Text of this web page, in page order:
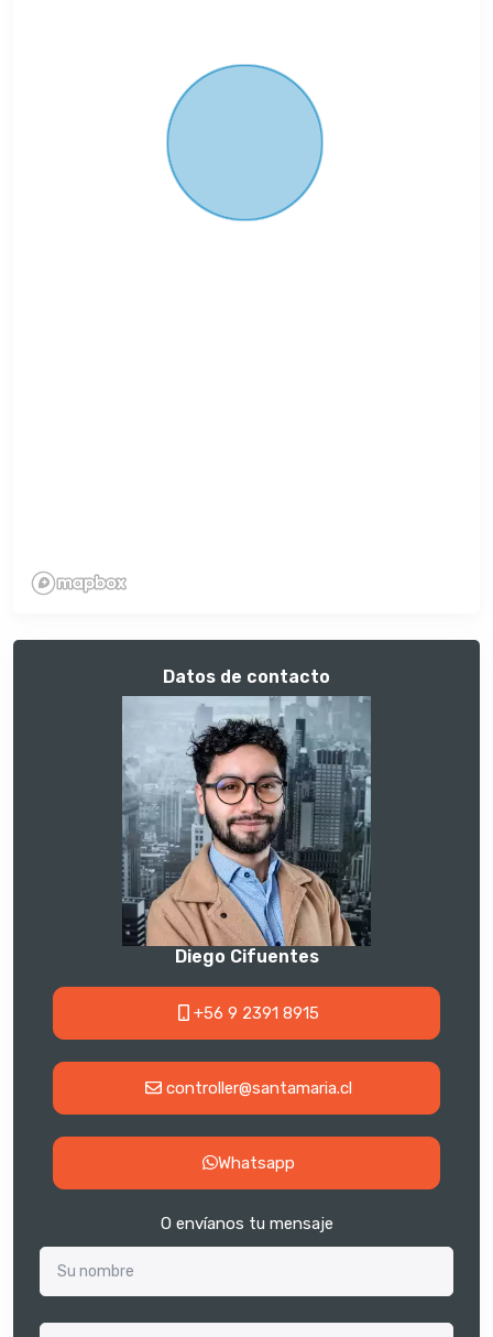
Datos de contacto
Diego Cifuentes
+56 9 2391 8915
controller@santamaria.cl
Whatsapp
O envíanos tu mensaje